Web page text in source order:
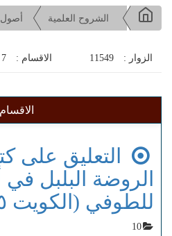
الشروح العلمية
الزوار : 11549 الاقسام : 7
الاقسام
التعليق على
الروضة البلبل
للطوفي (الكويت ١٤٤٥ هـ)
10